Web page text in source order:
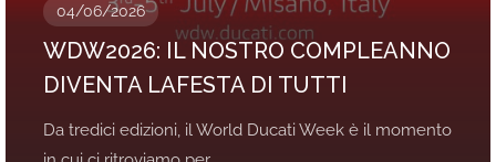
04/06/2026
WDW2026: IL NOSTRO COMPLEANNO
DIVENTA LAFESTA DI TUTTI
Da tredici edizioni, il World Ducati Week è il momento